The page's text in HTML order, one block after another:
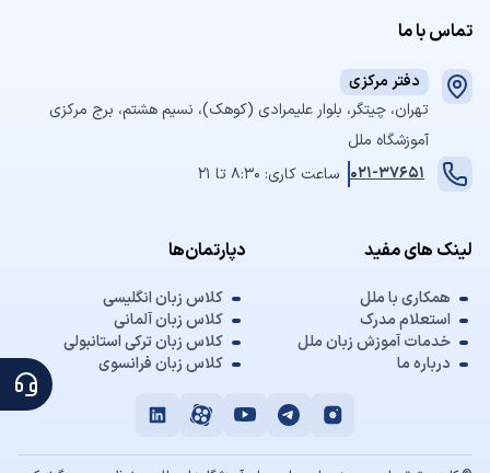
تماس با ما
دفتر مرکزی
تهران، چیتگر، بلوار علیمرادی (کوهک)، نسیم هشتم، برج مرکزی
آموزشگاه ملل
021-37651 ساعت کاری: 8:30 تا 21
لینک های مفید
همکاری با ملل
استعلام مدرک
خدمات آموزش زبان ملل
درباره ما
دپارتمان‌ها
کلاس زبان انگلیسی
کلاس زبان آلمانی
کلاس زبان ترکی استانبولی
کلاس زبان فرانسوی